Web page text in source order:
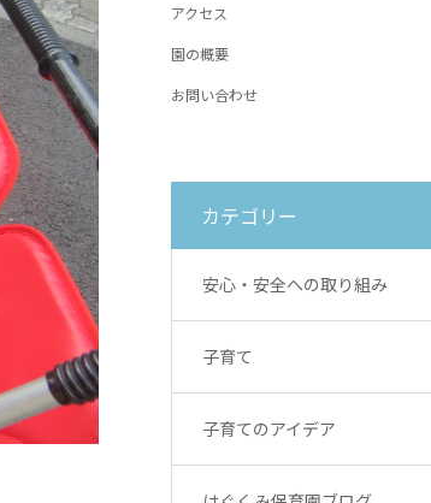
アクセス
園の概要
お問い合わせ
カテゴリー
安心・安全への取り組み
子育て
子育てのアイデア